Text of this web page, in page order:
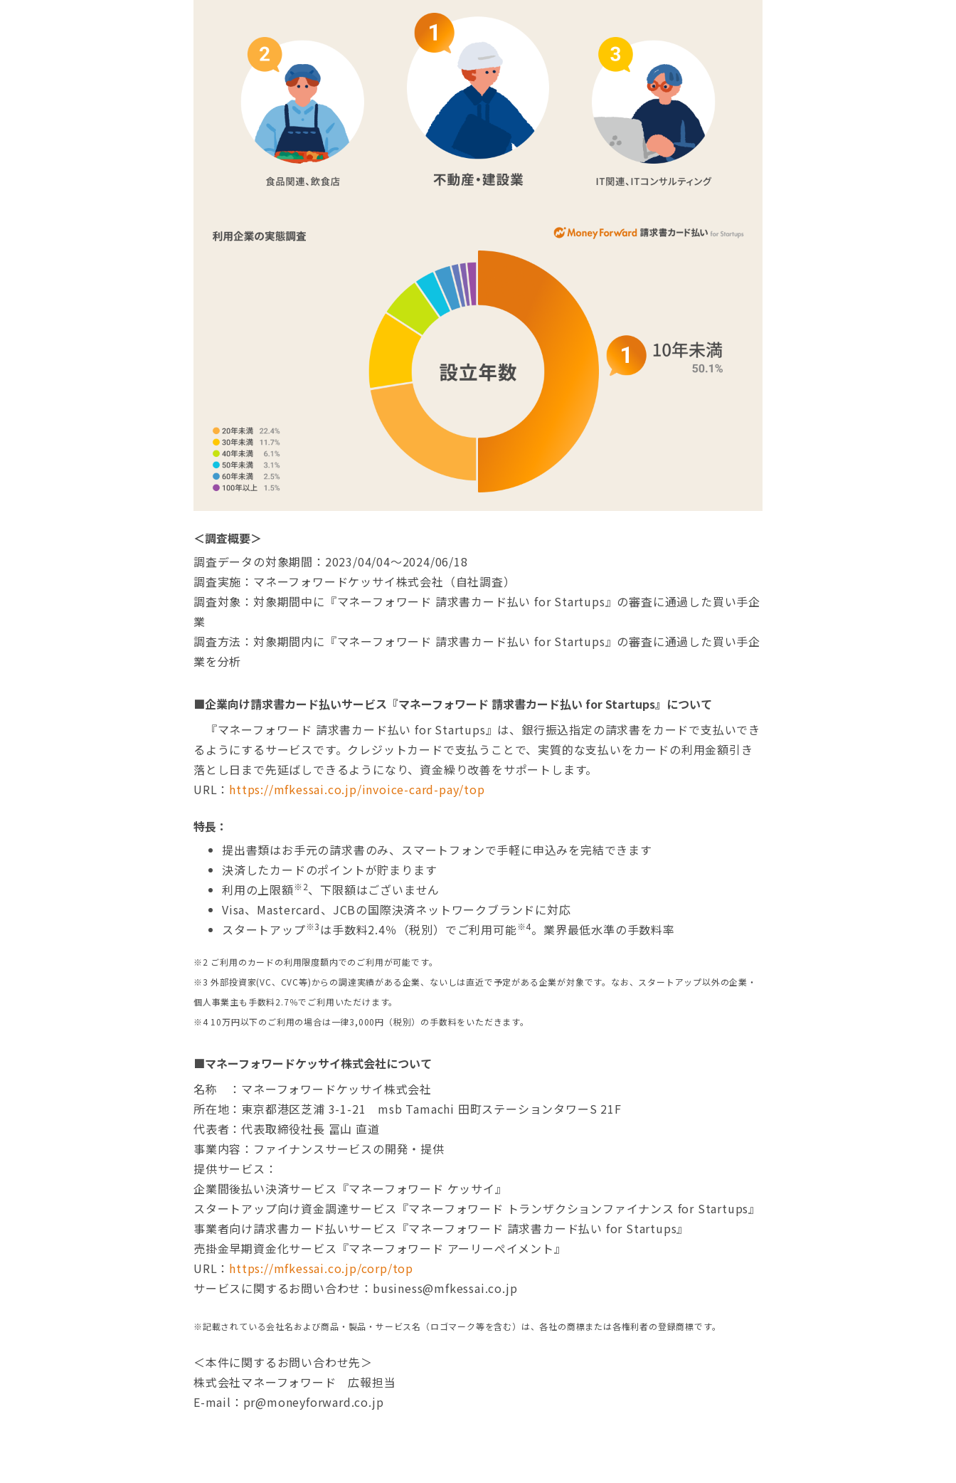
＜調査概要＞
調査データの対象期間：2023/04/04～2024/06/18
調査実施：マネーフォワードケッサイ株式会社（自社調査）
調査対象：対象期間中に『マネーフォワード 請求書カード払い for Startups』の審査に通過した買い手企
業
調査方法：対象期間内に『マネーフォワード 請求書カード払い for Startups』の審査に通過した買い手企
業を分析
■企業向け請求書カード払いサービス『マネーフォワード 請求書カード払い for Startups』について
『マネーフォワード 請求書カード払い for Startups』は、銀行振込指定の請求書をカードで支払いでき
るようにするサービスです。クレジットカードで支払うことで、実質的な支払いをカードの利用金額引き
落とし日まで先延ばしできるようになり、資金繰り改善をサポートします。
URL： https://mfkessai.co.jp/invoice-card-pay/top
特長：
提出書類はお手元の請求書のみ、スマートフォンで手軽に申込みを完結できます
決済したカードのポイントが貯まります
利用の上限額※2、下限額はございません
Visa、Mastercard、JCBの国際決済ネットワークブランドに対応
スタートアップ※3は手数料2.4％（税別）でご利用可能※4。業界最低水準の手数料率
※2 ご利用のカードの利用限度額内でのご利用が可能です。
※3 外部投資家(VC、CVC等)からの調達実績がある企業、ないしは直近で予定がある企業が対象です。なお、スタートアップ以外の企業・
個人事業主も手数料2.7％でご利用いただけます。
※4 10万円以下のご利用の場合は一律3,000円（税別）の手数料をいただきます。
■マネーフォワードケッサイ株式会社について
名称 ：マネーフォワードケッサイ株式会社
所在地：東京都港区芝浦 3-1-21 msb Tamachi 田町ステーションタワーS 21F
代表者：代表取締役社長 冨山 直道
事業内容：ファイナンスサービスの開発・提供
提供サービス：
企業間後払い決済サービス『マネーフォワード ケッサイ』
スタートアップ向け資金調達サービス『マネーフォワード トランザクションファイナンス for Startups』
事業者向け請求書カード払いサービス『マネーフォワード 請求書カード払い for Startups』
売掛金早期資金化サービス『マネーフォワード アーリーぺイメント』
URL： https://mfkessai.co.jp/corp/top
サービスに関するお問い合わせ：business@mfkessai.co.jp
※記載されている会社名および商品・製品・サービス名（ロゴマーク等を含む）は、各社の商標または各権利者の登録商標です。
＜本件に関するお問い合わせ先＞
株式会社マネーフォワード 広報担当
E-mail：pr@moneyforward.co.jp